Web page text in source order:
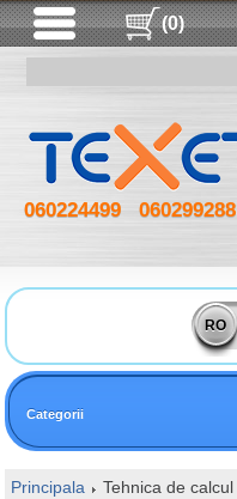
(0)
060224499 060299288
RO
Categorii
Principala Tehnica de calcul